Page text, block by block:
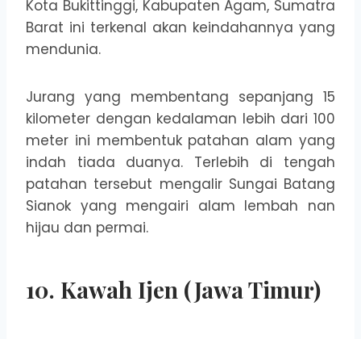
Kota Bukittinggi, Kabupaten Agam, Sumatra
Barat ini terkenal akan keindahannya yang
mendunia.
Jurang yang membentang sepanjang 15
kilometer dengan kedalaman lebih dari 100
meter ini membentuk patahan alam yang
indah tiada duanya. Terlebih di tengah
patahan tersebut mengalir Sungai Batang
Sianok yang mengairi alam lembah nan
hijau dan permai.
10. Kawah Ijen (Jawa Timur)